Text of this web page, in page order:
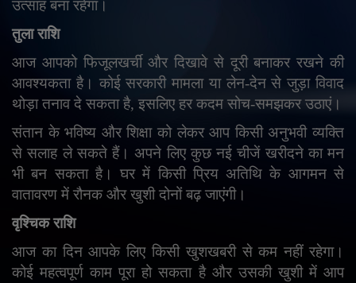
उत्साह बना रहेगा।
तुला राशि
आज आपको फिजूलखर्ची और दिखावे से दूरी बनाकर रखने की
आवश्यकता है। कोई सरकारी मामला या लेन-देन से जुड़ा विवाद
थोड़ा तनाव दे सकता है, इसलिए हर कदम सोच-समझकर उठाएं।
संतान के भविष्य और शिक्षा को लेकर आप किसी अनुभवी व्यक्ति
से सलाह ले सकते हैं। अपने लिए कुछ नई चीजें खरीदने का मन
भी बन सकता है। घर में किसी प्रिय अतिथि के आगमन से
वातावरण में रौनक और खुशी दोनों बढ़ जाएंगी।
वृश्चिक राशि
आज का दिन आपके लिए किसी खुशखबरी से कम नहीं रहेगा।
कोई महत्वपूर्ण काम पूरा हो सकता है और उसकी खुशी में आप